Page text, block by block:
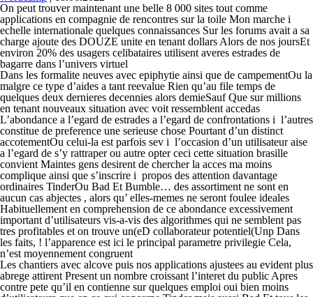
On peut trouver maintenant une belle 8 000 sites tout comme
applications en compagnie de rencontres sur la toile Mon marche i
echelle internationale quelques connaissances Sur les forums avait a sa
charge ajoute des DOUZE unite en tenant dollars Alors de nos joursEt
environ 20% des usagers celibataires utilisent averes estrades de
bagarre dans l’univers virtuel
Dans les formalite neuves avec epiphytie ainsi que de campementOu la
malgre ce type d’aides a tant reevalue Rien qu’au file temps de
quelques deux dernieres decennies alors demieSauf Que sur millions
en tenant nouveaux situation avec voit ressemblent accedas
L’abondance a l’egard de estrades a l’egard de confrontations i l’autres
constitue de preference une serieuse chose Pourtant d’un distinct
accotementOu celui-la est parfois sev i l’occasion d’un utilisateur aise
a l’egard de s’y rattraper ou autre opter ceci cette situation brasille
convient Maintes gens desirent de chercher la acces ma moins
complique ainsi que s’inscrire i propos des attention davantage
ordinaires TinderOu Bad Et Bumble… des assortiment ne sont en
aucun cas abjectes , alors qu’ elles-memes ne seront foulee ideales
Habituellement en comprehension de ce abondance excessivement
important d’utilisateurs vis-a-vis des algorithmes qui ne semblent pas
tres profitables et on trouve un(eD collaborateur potentiel(Unp Dans
les faits, ! l’apparence est ici le principal parametre privilegie Cela,
n’est moyennement congruent
Les chantiers avec alcove puis nos applications ajustees au evident plus
abrege attirent Present un nombre croissant l’interet du public Apres
contre pete qu’il en contienne sur quelques emploi oui bien moins